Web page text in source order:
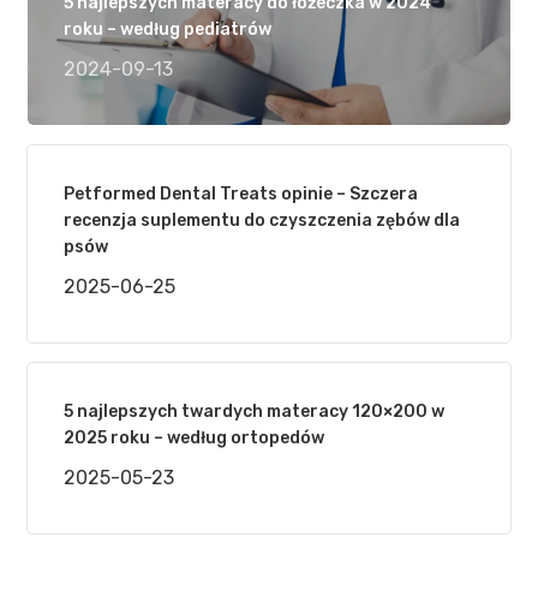
roku – według pediatrów
2024-09-13
Petformed Dental Treats opinie – Szczera
recenzja suplementu do czyszczenia zębów dla
psów
2025-06-25
5 najlepszych twardych materacy 120×200 w
2025 roku – według ortopedów
2025-05-23